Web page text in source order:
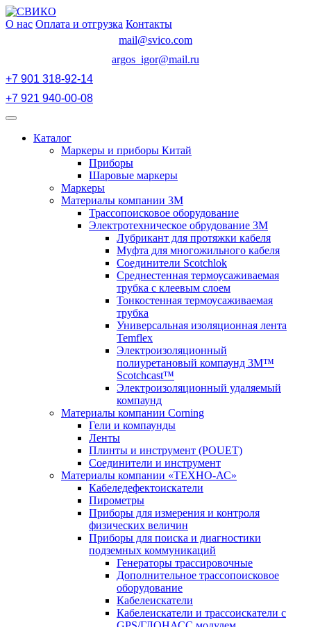
Перейти
к
О нас Оплата и отгрузка Контакты
mail@svico.com
argos_igor@mail.ru
+7 901 318-92-14
+7 921 940-00-08
Открыть
Каталог
Маркеры и приборы Китай
Приборы
Шаровые маркеры
Маркеры
Материалы компании 3М
Трассопоисковое оборудование
Электротехническое обрудование 3М
Лубрикант для протяжки кабеля
Муфта для многожильного кабеля
Соединители Scotchlok
Среднестенная термоусаживаемая
трубка с клеевым слоем
Тонкостенная термоусаживаемая
трубка
Универсальная изоляционная лента
Temflex
Электроизоляционный
полиуретановый компаунд 3M™
Scotchcast™
Электроизоляционный удаляемый
компаунд
Материалы компании Corning
Гели и компаунды
Ленты
Плинты и инструмент (POUET)
Соединители и инструмент
Материалы компании «ТЕХНО-АС»
Кабеледефектоискатели
Пирометры
Приборы для измерения и контроля
физических величин
Приборы для поиска и диагностики
подземных коммуникаций
Генераторы трассировочные
Дополнительное трассопоисковое
оборудование
Кабелеискатели
Кабелеискатели и трассоискатели с